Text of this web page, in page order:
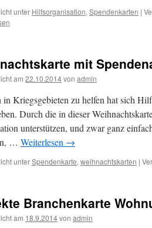
unter Hilfsorganisation, Spendenkarten |
mit
am 22.10.2014von admin
Kriegsgebieten zu helfen hat sich
Durch die in dieser
unterstützen, und zwar ganz
… Weiterlesen →
unterSpendenkarte, weihnachtskarten |
Branchenkarte
am 18.9.2014von admin